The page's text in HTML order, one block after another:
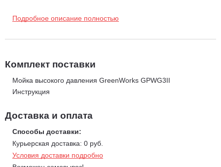
воды всегда был выше мойки.
Длясамовсасывающихмоделей есть возможность забора с
воды до 50-100 см ниже уровня мойки (зависит от модели).
Забор воды осуществляет за счет создания разряжения
давления (вакуума) в подающем шланге при работе помпы.
непосредственно перед включением любой мойки
(неважно с самовсасыванием или без)
воздушной пробки, иначе не создастся вакуум.
Также необходимо помнить, что при таком заборе воды мойка
теряет в мощности напора воды порядка 10-15%.
P.S. Принцип действия у самовсасывающих и
несамовсасывающих моделях одинаков.
Подробное описание полностью
Комплект поставки
Мойка высокого давления GreenWorks GPWG3II
Инструкция
Доставка и оплата
Способы доставки:
Курьерская доставка: 0 руб.
Условия доставки подробно